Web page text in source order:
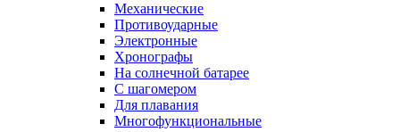
Механические
Противоударные
Электронные
Хронографы
На солнечной батарее
С шагомером
Для плавания
Многофункциональные